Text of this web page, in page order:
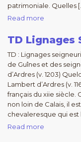
patrimoniale. Quelles
Read more
TD Lignages
TD : Lignages
de Guînes et des
d’Ardres (v. 1203)
Lambert d’Ardres (v.
français du xiie siècle.
non loin de Calais, il
chevaleresque qui est
Read more